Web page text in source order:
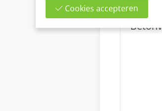
Cookies accepteren